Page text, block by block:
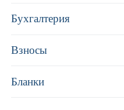
Бухгалтерия
Взносы
Бланки